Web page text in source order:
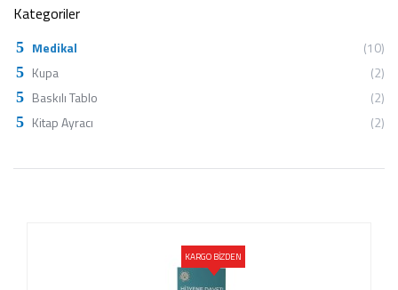
Kategoriler
Medikal
(10)
Kupa
(2)
Baskılı Tablo
(2)
Kitap Ayracı
(2)
KARGO BİZDEN